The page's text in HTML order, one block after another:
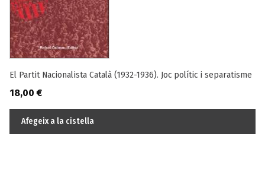
El Partit Nacionalista Català (1932-1936). Joc polític i separatisme
18,00€
Afegeix a la cistella